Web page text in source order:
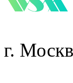
г.